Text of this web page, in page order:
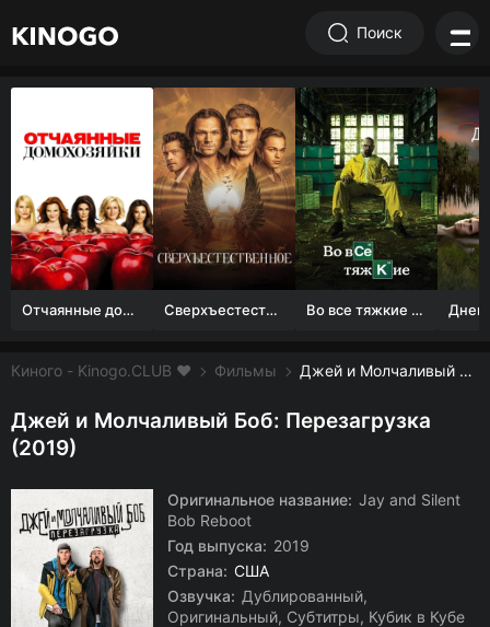
Поиск
Отчаянные домохозяйки (1 сезон) Сверхъестественное Во все тяжкие 1-5 сезон
Киного - Kinogo.CLUB ❤️ Фильмы Джей и Молчаливый Боб: Перезагрузка смотреть онлайн бесплатно
Джей и Молчаливый Боб: Перезагрузка
(2019)
Оригинальное название: Jay and Silent
Bob Reboot
Год выпуска: 2019
Страна: США
Озвучка: Дублированный,
Оригинальный, Субтитры, Кубик в Кубе